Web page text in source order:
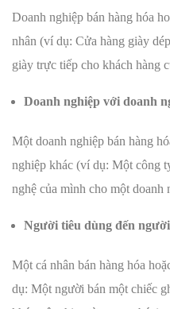
Doanh nghiệp bán hàng hóa
nhân (ví dụ: Cửa hàng giày
giày trực tiếp cho khách hàng
Doanh nghiệp với doanh
Một doanh nghiệp bán hàng
nghiệp khác (ví dụ: Một công
nghệ của mình cho một doanh
Người tiêu dùng đến
Một cá nhân bán hàng hóa
dụ: Một người bán một chiếc